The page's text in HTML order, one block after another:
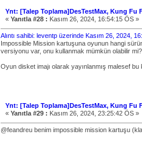
Ynt: [Talep Toplama]DesTestMax, Kung Fu
« Yanıtla #28 : Kasım 26, 2024, 16:54:15 ÖS »
Alıntı sahibi: leventp üzerinde Kasım 26, 2024,
Impossible Mission kartuşuna oyunun hangi
versiyonu var, onu kullanmak mümkün olabilir mi?
Oyun disket imajı olarak yayınlanmış malesef
Ynt: [Talep Toplama]DesTestMax, Kung Fu
« Yanıtla #29 : Kasım 26, 2024, 23:25:42 ÖS »
@feandreu benim impossible mission kartuşu